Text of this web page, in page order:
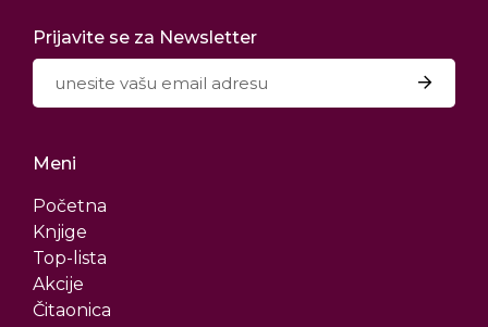
Prijavite se za Newsletter
Meni
Početna
Knjige
Top-lista
Akcije
Čitaonica